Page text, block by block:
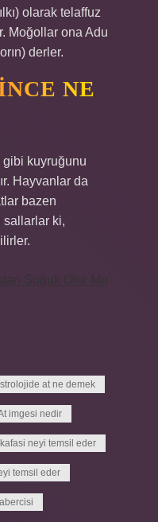
olarak telaffuz
Moğollar ona Adu
derler.
NE
gibi kuyruğunu
Hayvanlar da
bazen
sallarlar ki,
at ne demek
imgesi nedir
neyi temsil eder
temsil eder